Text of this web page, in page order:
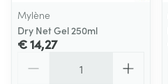
Mylène
Dry Net Gel 250ml
€ 14,27